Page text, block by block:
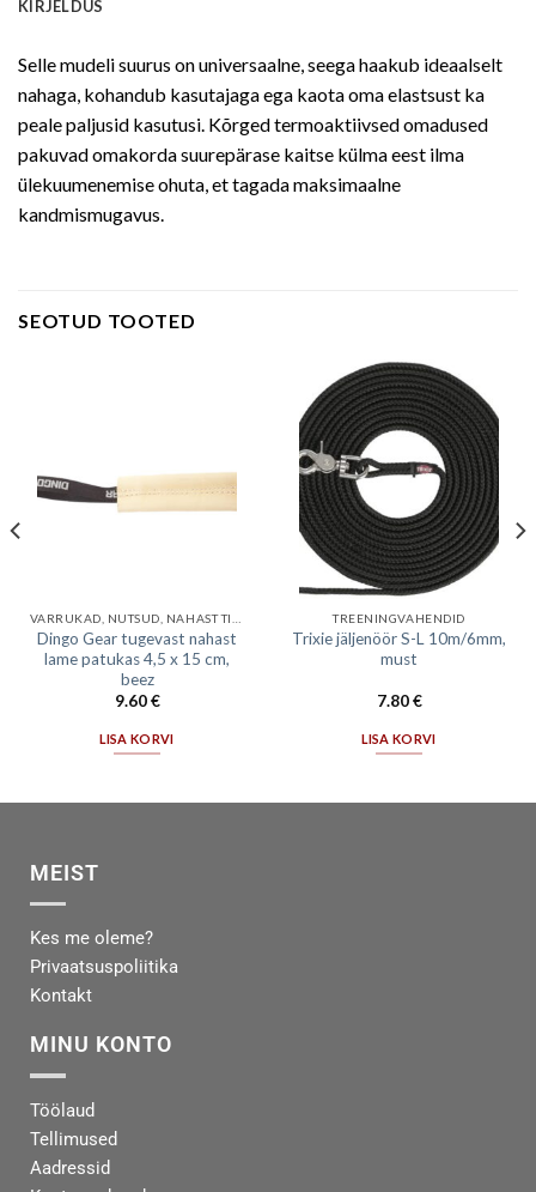
KIRJELDUS
Selle mudeli suurus on universaalne, seega haakub ideaalselt
nahaga, kohandub kasutajaga ega kaota oma elastsust ka
peale paljusid kasutusi. Kõrged termoaktiivsed omadused
pakuvad omakorda suurepärase kaitse külma eest ilma
ülekuumenemise ohuta, et tagada maksimaalne
kandmismugavus.
SEOTUD TOOTED
Dingo Gear tugevast nahast
lame patukas 4,5 x 15 cm,
beez
9.60€
LISA KORVI
TREENINGVAHENDID
Trixie jäljenöör S-L 10m/6mm,
must
7.80€
LISA KORVI
MEIST
Kes me oleme?
Privaatsuspoliitika
Kontakt
MINU KONTO
Töölaud
Tellimused
Aadressid